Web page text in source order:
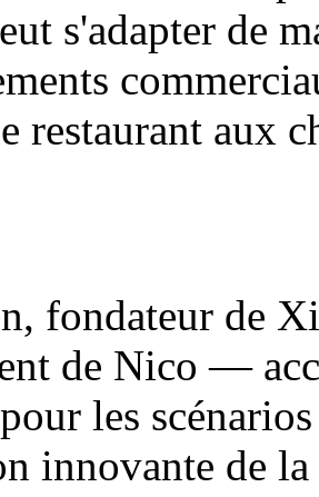
s'adapter de
restaurant aux
fondateur de
de Nico —
les
innovante de